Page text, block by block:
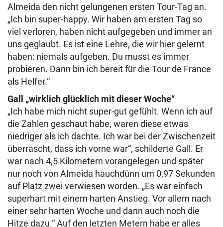
Almeida den nicht gelungenen ersten Tour-Tag an.
„Ich bin super-happy. Wir haben am ersten Tag so
viel verloren, haben nicht aufgegeben und immer an
uns geglaubt. Es ist eine Lehre, die wir hier gelernt
haben: niemals aufgeben. Du musst es immer
probieren. Dann bin ich bereit für die Tour de France
als Helfer.“
Gall „wirklich glücklich mit dieser Woche“
„Ich habe mich nicht super-gut gefühlt. Wenn ich auf
die Zahlen geschaut habe, waren diese etwas
niedriger als ich dachte. Ich war bei der Zwischenzeit
überrascht, dass ich vorne war“, schilderte Gall. Er
war nach 4,5 Kilometern vorangelegen und später
nur noch von Almeida hauchdünn um 0,97 Sekunden
auf Platz zwei verwiesen worden. „Es war einfach
superhart mit einem harten Anstieg. Vor allem nach
einer sehr harten Woche und dann auch noch die
Hitze dazu.“ Auf den letzten Metern habe er alles